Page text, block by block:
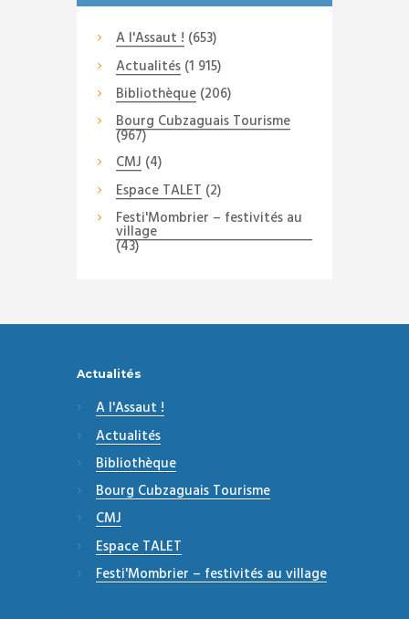
A l'Assaut ! (653)
Actualités(1 915)
Bibliothèque(206)
Bourg Cubzaguais Tourisme
(967)
CMJ (4)
Espace TALET (2)
Festi'Mombrier – festivités au
village
(43)
Actualités
A l'Assaut !
Actualités
Bibliothèque
Bourg Cubzaguais Tourisme
CMJ
Espace TALET
Festi'Mombrier – festivités au village